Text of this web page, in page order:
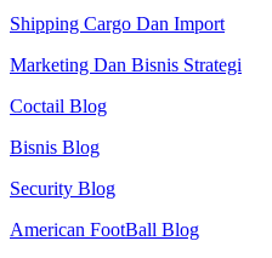
Shipping Cargo Dan Import
Marketing Dan Bisnis Strategi
Coctail Blog
Bisnis Blog
Security Blog
American FootBall Blog